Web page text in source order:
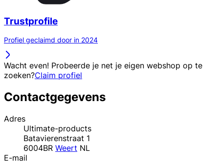
Trustprofile
Profiel geclaimd door in 2024
Wacht even! Probeerde je net je eigen webshop op te
zoeken?Claim profiel
Contactgegevens
Adres
Ultimate-products
Batavierenstraat 1
6004BR Weert NL
E-mail